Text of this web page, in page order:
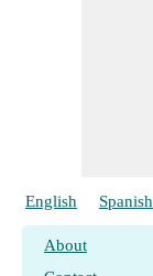
English Spanish
About